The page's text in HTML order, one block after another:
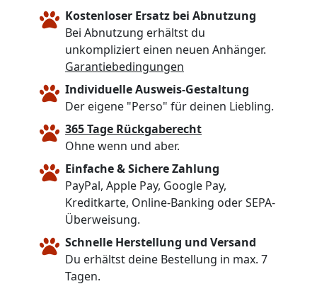
Kostenloser Ersatz bei Abnutzung
Bei Abnutzung erhältst du
unkompliziert einen neuen Anhänger.
Garantiebedingungen
Individuelle Ausweis-Gestaltung
Der eigene "Perso" für deinen Liebling.
365 Tage Rückgaberecht
Ohne wenn und aber.
Einfache & Sichere Zahlung
PayPal, Apple Pay, Google Pay,
Kreditkarte, Online-Banking oder SEPA-
Überweisung.
Schnelle Herstellung und Versand
Du erhältst deine Bestellung in max. 7
Tagen.